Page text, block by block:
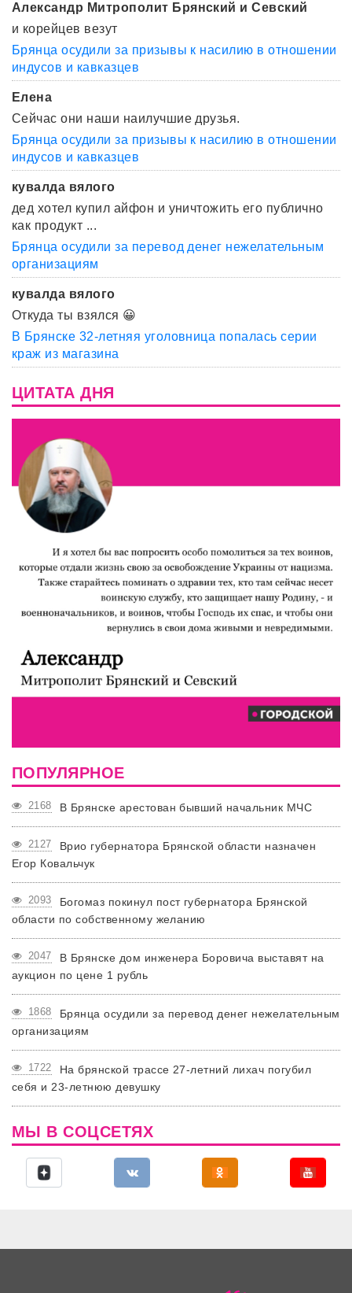
Александр Митрополит Брянский и Севский
и корейцев везут
Брянца осудили за призывы к насилию в отношении
индусов и кавказцев
Елена
Сейчас они наши наилучшие друзья.
Брянца осудили за призывы к насилию в отношении
индусов и кавказцев
кувалда вялого
дед хотел купил айфон и уничтожить его публично
как продукт ...
Брянца осудили за перевод денег нежелательным
организациям
кувалда вялого
Откуда ты взялся 😀
В Брянске 32-летняя уголовница попалась серии
краж из магазина
ЦИТАТА ДНЯ
ПОПУЛЯРНОЕ
2168 В Брянске арестован бывший начальник МЧС
2127
Врио губернатора Брянской области назначен
Егор Ковальчук
2093
Богомаз покинул пост губернатора Брянской
области по собственному желанию
2047
В Брянске дом инженера Боровича выставят на
аукцион по цене 1 рубль
1868
Брянца осудили за перевод денег нежелательным
организациям
1722
На брянской трассе 27-летний лихач погубил
себя и 23-летнюю девушку
МЫ В СОЦСЕТЯХ